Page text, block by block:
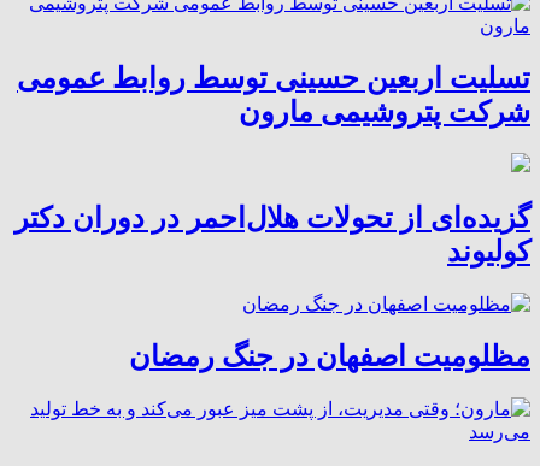
تسلیت اربعین حسینی توسط روابط عمومی
شرکت پتروشیمی مارون
گزیده‌ای از تحولات هلال‌احمر در دوران دکتر
کولیوند
مظلومیت اصفهان در جنگ رمضان